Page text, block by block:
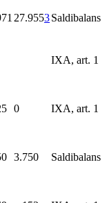
27.9553Saldibalans
IXA, art. 1
0 IXA, art. 1
3.750 Saldibalans